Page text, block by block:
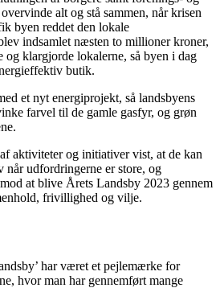
alt og stå sammen, når krisen
byen reddet den lokale
indsamlet næsten to millioner kroner,
og klargjorde lokalerne, så byen i dag
butik.
et nyt energiprojekt, så landsbyens
farvel til de gamle gasfyr, og grøn
aktiviteter og initiativer vist, at de kan
når udfordringerne er store, og
at blive Årets Landsby 2023 gennem
frivillighed og vilje.
har været et pejlemærke for
hvor man har gennemført mange